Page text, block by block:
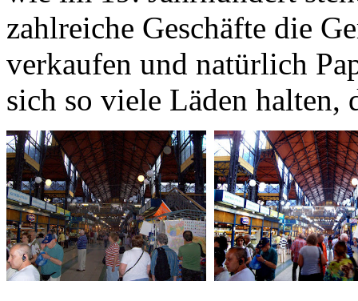
zahlreiche Geschäfte die
verkaufen und natürlich
sich so viele Läden halten,